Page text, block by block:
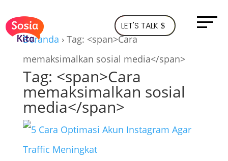
LET'S TALK
Beranda › Tag: <span>Cara
memaksimalkan sosial media</span>
Tag: <span>Cara
memaksimalkan sosial
media</span>